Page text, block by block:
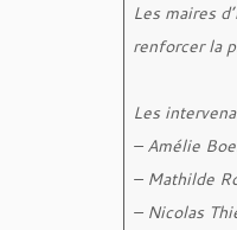
Les maires
renforcer la
Les
– Amélie
– Mathilde
– Nicolas